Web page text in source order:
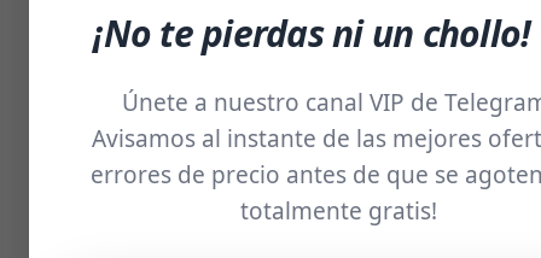
¡No te pierdas ni un
Únete a nuestro canal VIP de
Avisamos al instante de las mejores
errores de precio antes de que se
totalmente gratis!